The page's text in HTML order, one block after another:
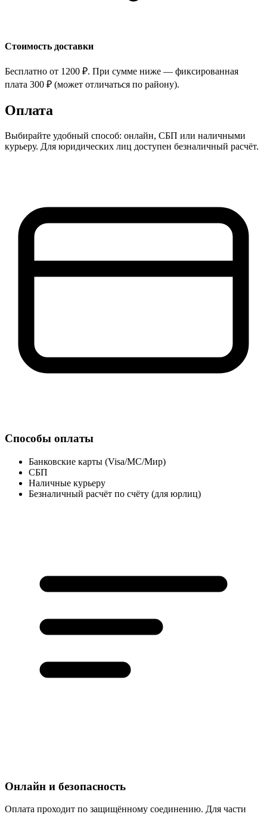
Стоимость доставки
Бесплатно от 1200 ₽. При сумме ниже — фиксированная
плата 300 ₽ (может отличаться по району).
Оплата
Выбирайте удобный способ: онлайн, СБП или наличными
курьеру. Для юридических лиц доступен безналичный расчёт.
Способы оплаты
Банковские карты (Visa/MC/Мир)
СБП
Наличные курьеру
Безналичный расчёт по счёту (для юрлиц)
Онлайн и безопасность
Оплата проходит по защищённому соединению. Для части